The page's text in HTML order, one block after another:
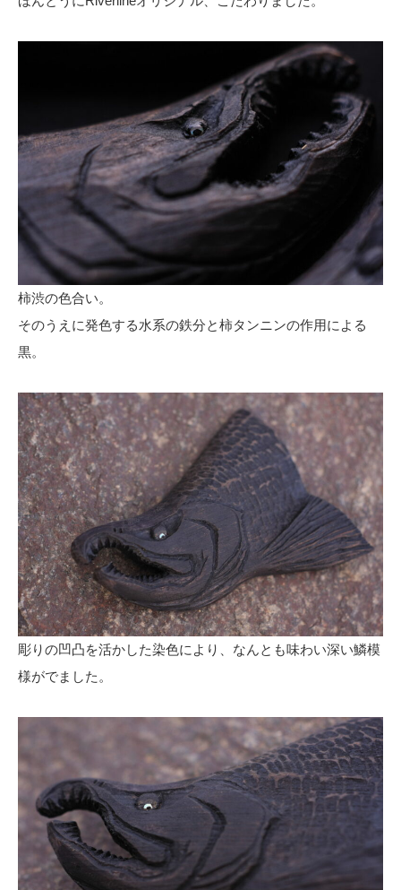
柿渋の色合い。
そのうえに発色する水系の鉄分と柿タンニンの作用による
黒。
彫りの凹凸を活かした染色により、なんとも味わい深い鱗模
様がでました。